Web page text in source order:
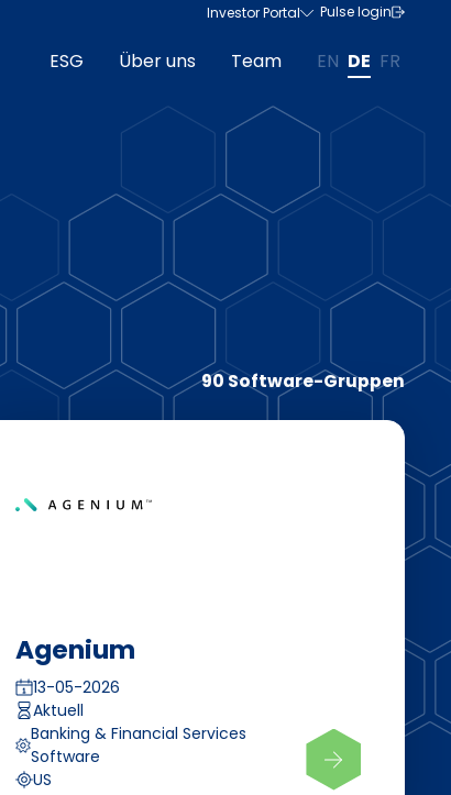
Investor Portal Pulse login
ESG Über uns Team EN DE FR
90 Software-Gruppen
Agenium
13-05-2026
Aktuell
Banking & Financial Services
Software
US